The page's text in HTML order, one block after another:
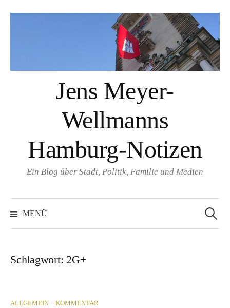
Jens Meyer-
Wellmanns
Hamburg-Notizen
Ein Blog über Stadt, Politik, Familie und Medien
MENÜ
nach:
Schlagwort: 2G+
ALLGEMEIN / KOMMENTAR